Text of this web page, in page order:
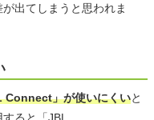
出てしまうと思われま
Connect」が使いにくいと
ると「JBL